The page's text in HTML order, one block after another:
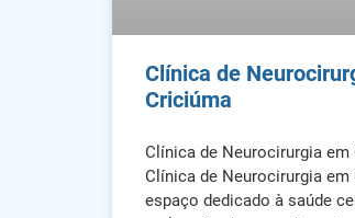
Clínica de
Criciúma
Clínica de Neurocirurgia em
Clínica de Neurocirurgia em
espaço dedicado à saúde